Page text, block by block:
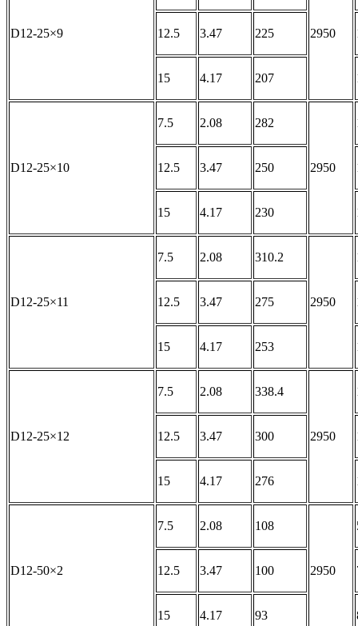
D12-25×9 2950
12.5 3.47 225
15 4.17 207
D12-25×10
7.5 2.08 282
2950
12.5 3.47 250
15 4.17 230
D12-25×11
7.5 2.08 310.2
2950
12.5 3.47 275
15 4.17 253
D12-25×12
7.5 2.08 338.4
2950
12.5 3.47 300
15 4.17 276
D12-50×2
7.5 2.08 108
2950
12.5 3.47 100
15 4.17 93